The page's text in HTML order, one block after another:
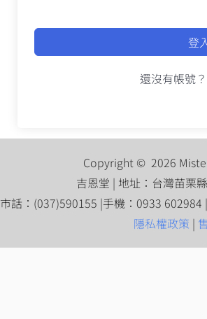
登
還沒有帳號？
Copyright © 2026
吉恩堂 | 地址：台灣苗栗
市話：(037)590155 |手機：0933 602984
隱私權政策 |